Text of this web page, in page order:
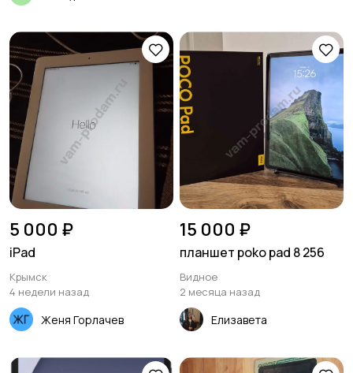
5 000 ₽
iPad
Крымск
4 недели назад
Женя Горлачев
15 000 ₽
планшет poko pad 8 256
Видное
2 месяца назад
Елизавета